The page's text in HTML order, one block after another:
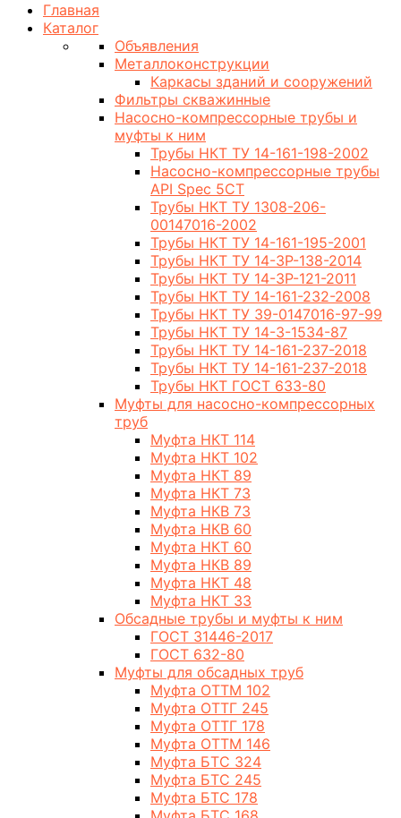
Главная
Каталог
Объявления
Металлоконструкции
Каркасы зданий и сооружений
Фильтры скважинные
Насосно-компрессорные трубы и
муфты к ним
Трубы НКТ ТУ 14-161-198-2002
Насосно-компрессорные трубы
API Spec 5CT
Трубы НКТ ТУ 1308-206-
00147016-2002
Трубы НКТ ТУ 14-161-195-2001
Трубы НКТ ТУ 14-3Р-138-2014
Трубы НКТ ТУ 14-3Р-121-2011
Трубы НКТ ТУ 14-161-232-2008
Трубы НКТ ТУ 39-0147016-97-99
Трубы НКТ ТУ 14-3-1534-87
Трубы НКТ ТУ 14-161-237-2018
Трубы НКТ ТУ 14-161-237-2018
Трубы НКТ ГОСТ 633-80
Муфты для насосно-компрессорных
труб
Муфта НКТ 114
Муфта НКТ 102
Муфта НКТ 89
Муфта НКТ 73
Муфта НКВ 73
Муфта НКВ 60
Муфта НКТ 60
Муфта НКВ 89
Муфта НКТ 48
Муфта НКТ 33
Обсадные трубы и муфты к ним
ГОСТ 31446-2017
ГОСТ 632-80
Муфты для обсадных труб
Муфта ОТТМ 102
Муфта ОТТГ 245
Муфта ОТТГ 178
Муфта ОТТМ 146
Муфта БТС 324
Муфта БТС 245
Муфта БТС 178